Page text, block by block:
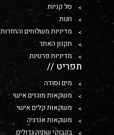
סל קניות
חנות
מדיניות משלוחים והחזרות
תקנון האתר
מדיניות פרטיות
תפריט //
מים וסודה
משקאות מוגזים אישי
משקאות קלים אישי
משקאות אנרגיה
בקבוקי שתיה גדולים